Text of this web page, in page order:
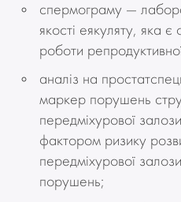
спермограму —
якості еякуляту, яка
роботи
аналіз на
маркер порушень
передміхурової
фактором ризику
передміхурової
порушень;